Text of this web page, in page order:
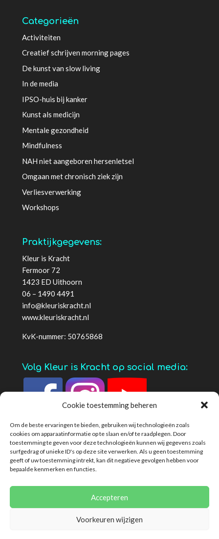
Cookie toestemming beheren
Om de beste ervaringen te bieden, gebruiken wij technologieën zoals
cookies om apparaatinformatie op te slaan en/of te raadplegen. Door
toestemming te geven voor deze technologieën kunnen wij gegevens zoals
surfgedrag of unieke ID's op deze site verwerken. Als u geen toestemming
geeft of uw toestemming intrekt, kan dit negatieve gevolgen hebben voor
bepaalde kenmerken en functies.
Accepteren
Voorkeuren wijzigen
Categorieën
Activiteiten
Creatief schrijven morning pages
De kunst van slow living
In de media
IPSO-huis bij kanker
Kunst als medicijn
Mentale gezondheid
Mindfulness
NAH niet aangeboren hersenletsel
Omgaan met chronisch ziek zijn
Verliesverwerking
Workshops
Praktijkgegevens:
Kleur is Kracht
Fermoor 72
1423 ED Uithoorn
06 – 1490 4491
info@kleuriskracht.nl
www.kleuriskracht.nl
KvK-nummer: 50765868
Volg Kleur is Kracht op social media:
Cookies
Disclaimer Klachtenregeling